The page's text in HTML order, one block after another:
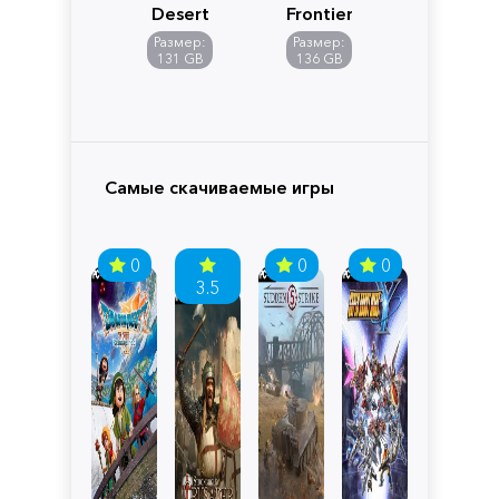
Desert
Размер:
131 GB
Frontiers
of
Pandora
Размер:
136 GB
Самые скачиваемые игры
0
3.5
0 0